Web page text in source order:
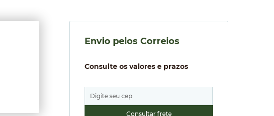
Envio pelos Correios
Consulte os valores e prazos